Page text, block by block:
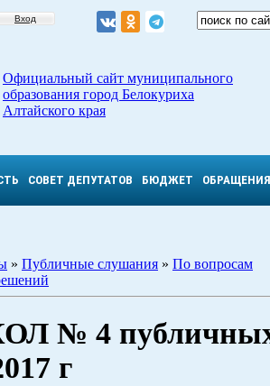
Вход
Официальный сайт муниципального
образования город Белокуриха
Алтайского края
СОВЕТ ДЕПУТАТОВ БЮДЖЕТ ОБРАЩЕНИЯ
» Публичные слушания » По вопросам
№ 4
г